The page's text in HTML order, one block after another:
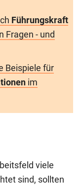
Führungskraft
Fragen - und
Beispiele für
im
viele
sind, sollten